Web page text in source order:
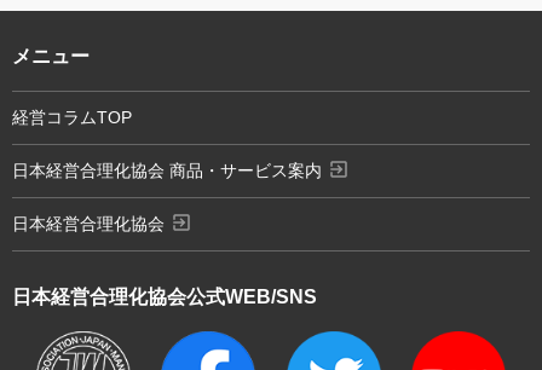
日本経営合理化協会公式WEB/SNS
メニュー
経営コラムTOP
日本経営合理化協会 商品・サービス案内 exit_to_app
日本経営合理化協会 exit_to_app